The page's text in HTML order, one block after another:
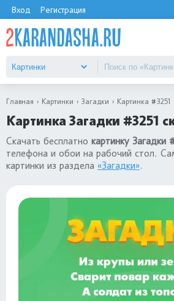
Вход Регистрация
Главная Картинки Загадки Картинка #3251
Картинка Загадки #3251
Скачать бесплатно картинку Загадки
телефона и обои на рабочий стол.
картинки из раздела «Загадки».